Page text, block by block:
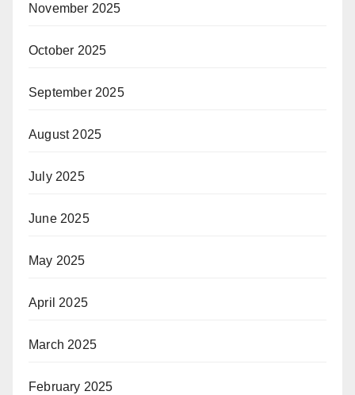
November 2025
October 2025
September 2025
August 2025
July 2025
June 2025
May 2025
April 2025
March 2025
February 2025